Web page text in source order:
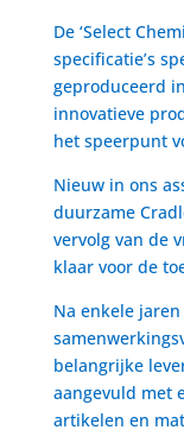
De ‘Select
specificatie’s
geproduceerd
innovatieve
het speerpunt
Nieuw in ons
duurzame
vervolg van de
klaar voor de
Na enkele
belangrijke
aangevuld met
artikelen en